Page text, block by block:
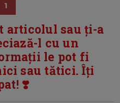
1
articolul sau ți-a
l cu un
le pot fi
sau tătici. Îți
❣️